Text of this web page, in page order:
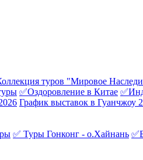
туров "Мировое
✅Оздоровление в Китае
График выставок в Гуанчжоу
✅ Туры Гонконг - о.Хайнань